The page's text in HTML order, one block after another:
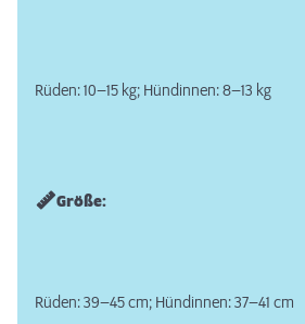
Rüden: 10–15 kg; Hündinnen: 8–13 kg
Größe:
Rüden: 39–45 cm; Hündinnen: 37–41 cm